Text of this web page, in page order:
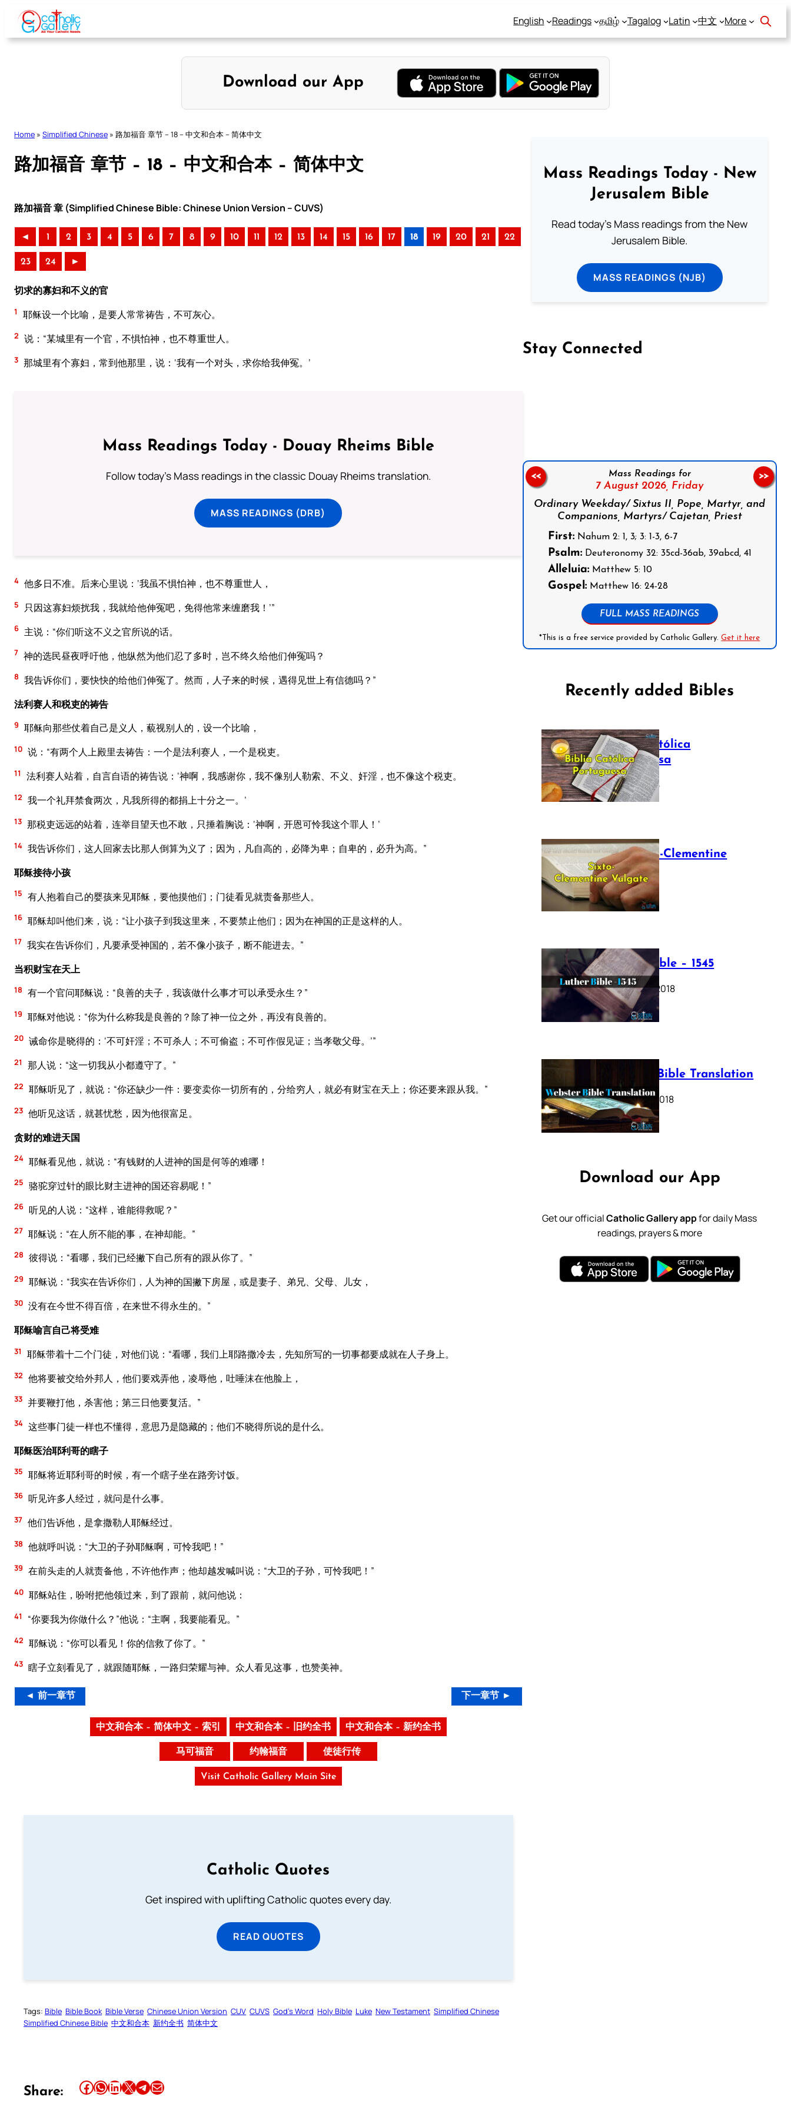
Skip
content
English Readings தமிழ் Tagalog Latin 中文 More
Download our App
Home » Simplified Chinese » 路加福音 章节 – 18 – 中文和合本 – 简体中文
路加福音 章节 – 18 – 中文和合本 – 简体中文
路加福音 章 (Simplified Chinese Bible: Chinese Union Version – CUVS)
◄ 1 2 3 4 5 6 7 8 9 10 11 12 13 14 15 16 17 18 19 20 21 22
23 24 ►
切求的寡妇和不义的官
1 耶稣设一个比喻，是要人常常祷告，不可灰心。
2 说：“某城里有一个官，不惧怕神，也不尊重世人。
3 那城里有个寡妇，常到他那里，说：‘我有一个对头，求你给我伸冤。’
Mass Readings Today - Douay Rheims Bible
Follow today's Mass readings in the classic Douay Rheims translation.
MASS READINGS (DRB)
4 他多日不准。后来心里说：‘我虽不惧怕神，也不尊重世人，
5 只因这寡妇烦扰我，我就给他伸冤吧，免得他常来缠磨我！’”
6 主说：“你们听这不义之官所说的话。
7 神的选民昼夜呼吁他，他纵然为他们忍了多时，岂不终久给他们伸冤吗？
8 我告诉你们，要快快的给他们伸冤了。然而，人子来的时候，遇得见世上有信德吗？”
法利赛人和税吏的祷告
9 耶稣向那些仗着自己是义人，藐视别人的，设一个比喻，
10 说：“有两个人上殿里去祷告：一个是法利赛人，一个是税吏。
11 法利赛人站着，自言自语的祷告说：‘神啊，我感谢你，我不像别人勒索、不义、奸淫，也不像这个税吏。
12 我一个礼拜禁食两次，凡我所得的都捐上十分之一。’
13 那税吏远远的站着，连举目望天也不敢，只捶着胸说：‘神啊，开恩可怜我这个罪人！’
14 我告诉你们，这人回家去比那人倒算为义了；因为，凡自高的，必降为卑；自卑的，必升为高。”
耶稣接待小孩
15 有人抱着自己的婴孩来见耶稣，要他摸他们；门徒看见就责备那些人。
16 耶稣却叫他们来，说：“让小孩子到我这里来，不要禁止他们；因为在神国的正是这样的人。
17 我实在告诉你们，凡要承受神国的，若不像小孩子，断不能进去。”
当积财宝在天上
18 有一个官问耶稣说：“良善的夫子，我该做什么事才可以承受永生？”
19 耶稣对他说：“你为什么称我是良善的？除了神一位之外，再没有良善的。
20 诫命你是晓得的：‘不可奸淫；不可杀人；不可偷盗；不可作假见证；当孝敬父母。’”
21 那人说：“这一切我从小都遵守了。”
22 耶稣听见了，就说：“你还缺少一件：要变卖你一切所有的，分给穷人，就必有财宝在天上；你还要来跟从我。”
23 他听见这话，就甚忧愁，因为他很富足。
贪财的难进天国
24 耶稣看见他，就说：“有钱财的人进神的国是何等的难哪！
25 骆驼穿过针的眼比财主进神的国还容易呢！”
26 听见的人说：“这样，谁能得救呢？”
27 耶稣说：“在人所不能的事，在神却能。”
28 彼得说：“看哪，我们已经撇下自己所有的跟从你了。”
29 耶稣说：“我实在告诉你们，人为神的国撇下房屋，或是妻子、弟兄、父母、儿女，
30 没有在今世不得百倍，在来世不得永生的。”
耶稣喻言自己将受难
31 耶稣带着十二个门徒，对他们说：“看哪，我们上耶路撒冷去，先知所写的一切事都要成就在人子身上。
32 他将要被交给外邦人，他们要戏弄他，凌辱他，吐唾沫在他脸上，
33 并要鞭打他，杀害他；第三日他要复活。”
34 这些事门徒一样也不懂得，意思乃是隐藏的；他们不晓得所说的是什么。
耶稣医治耶利哥的瞎子
35 耶稣将近耶利哥的时候，有一个瞎子坐在路旁讨饭。
36 听见许多人经过，就问是什么事。
37 他们告诉他，是拿撒勒人耶稣经过。
38 他就呼叫说：“大卫的子孙耶稣啊，可怜我吧！”
39 在前头走的人就责备他，不许他作声；他却越发喊叫说：“大卫的子孙，可怜我吧！”
40 耶稣站住，吩咐把他领过来，到了跟前，就问他说：
41 “你要我为你做什么？”他说：“主啊，我要能看见。”
42 耶稣说：“你可以看见！你的信救了你了。”
43 瞎子立刻看见了，就跟随耶稣，一路归荣耀与神。众人看见这事，也赞美神。
◄ 前一章节 下一章节 ►
中文和合本 – 简体中文 – 索引 中文和合本 – 旧约全书 中文和合本 – 新约全书
马可福音 约翰福音 使徒行传
Visit Catholic Gallery Main Site
Catholic Quotes
Get inspired with uplifting Catholic quotes every day.
READ QUOTES
Tags: Bible Bible Book Bible Verse Chinese Union Version CUV CUVS God’s Word Holy Bible Luke New Testament Simplified Chinese
Simplified Chinese Bible 中文和合本 新约全书 简体中文
Share: Share this article on Facebook Share this article on WhatsApp Share this article on LinkedIn Share this article on X Share this article on TelegramEmail this Article
Mass Readings Today - New
Jerusalem Bible
Read today's Mass readings from the New
Jerusalem Bible.
MASS READINGS (NJB)
Stay Connected
Mass Readings for
7 August 2026, Friday
Ordinary Weekday/ Sixtus II, Pope, Martyr, and
Companions, Martyrs/ Cajetan, Priest
First:Nahum 2: 1, 3; 3: 1-3, 6-7
Psalm:Deuteronomy 32: 35cd-36ab, 39abcd, 41
Alleluia:Matthew 5: 10
Gospel:Matthew 16: 24-28
FULL MASS READINGS
*This is a free service provided by Catholic Gallery.Get it here
<< >>
Recently added Bibles
Bíblia Católica
Portuguesa
July 16, 2025
The Sixto-Clementine
Vulgate
July 12, 2025
Luther Bible – 1545
October 17, 2018
Webster Bible Translation
October 11, 2018
Download our App
Get our officialCatholic Gallery appfor daily Mass
readings, prayers & more